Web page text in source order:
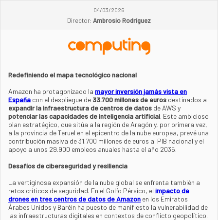
04/03/2026
Director: Ambrosio Rodríguez
Redefiniendo el mapa tecnológico nacional
Amazon ha protagonizado la mayor inversión jamás vista en
España con el despliegue de 33.700 millones de euros destinados a
expandir la infraestructura de centros de datos de AWS y
potenciar las capacidades de inteligencia artificial. Este ambicioso
plan estratégico, que sitúa a la región de Aragón y, por primera vez,
a la provincia de Teruel en el epicentro de la nube europea, prevé una
contribución masiva de 31.700 millones de euros al PIB nacional y el
apoyo a unos 29.900 empleos anuales hasta el año 2035.
Desafíos de ciberseguridad y resiliencia
La vertiginosa expansión de la nube global se enfrenta también a
retos críticos de seguridad. En el Golfo Pérsico, el impacto de
drones en tres centros de datos de Amazon en los Emiratos
Árabes Unidos y Baréin ha puesto de manifiesto la vulnerabilidad de
las infraestructuras digitales en contextos de conflicto geopolítico.